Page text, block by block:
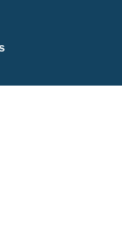
navigation optimale.